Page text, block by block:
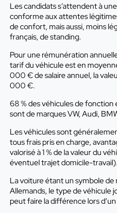
Les candidats s’attendent à
conforme aux attentes
de confort, mais aussi, moins
français, de standing.
Pour une rémunération
tarif du véhicule est en
000 € de salaire annuel, la
000 €.
68 % des véhicules de
sont de marques VW, Audi,
Les véhicules sont
tous frais pris en charge,
valorisé à 1 % de la valeur du
éventuel trajet domicile-travail).
La voiture étant un symbole de
Allemands, le type de véhicule
peut faire la différence lors